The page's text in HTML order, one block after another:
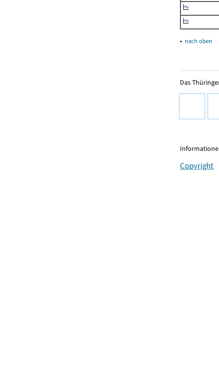
▴ nach oben
Das
Copyright